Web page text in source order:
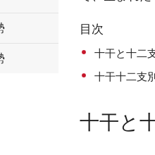
目次
十干と十二
十干十二支
十干と